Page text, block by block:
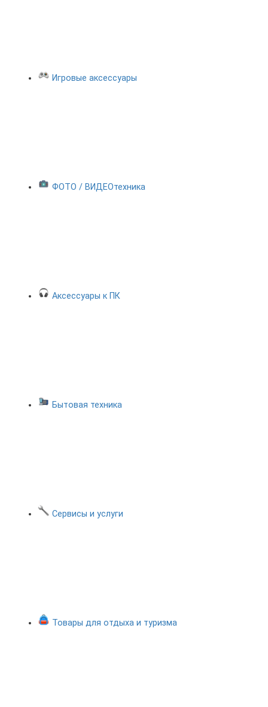
Игровые аксессуары
ФОТО / ВИДЕОтехника
Аксессуары к ПК
Бытовая техника
Сервисы и услуги
Товары для отдыха и туризма